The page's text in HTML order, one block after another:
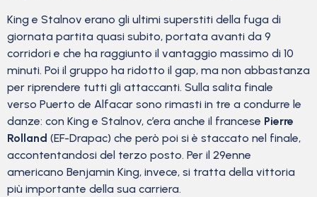
King e Stalnov erano gli ultimi superstiti della fuga di
giornata partita quasi subito, portata avanti da 9
corridori e che ha raggiunto il vantaggio massimo di 10
minuti. Poi il gruppo ha ridotto il gap, ma non abbastanza
per riprendere tutti gli attaccanti. Sulla salita finale
verso Puerto de Alfacar sono rimasti in tre a condurre le
danze: con King e Stalnov, c’era anche il francese Pierre
Rolland (EF-Drapac) che però poi si è staccato nel finale,
accontentandosi del terzo posto. Per il 29enne
americano Benjamin King, invece, si tratta della vittoria
più importante della sua carriera.